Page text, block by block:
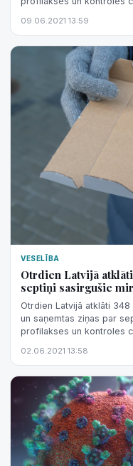
09.06.2021 13:59
VESELĪBA
Otrdien Latvijā
septiņi sasirgušie
Otrdien Latvijā atklāti
un saņemtas ziņas par
profilakses un kontroles
02.06.2021 13:58